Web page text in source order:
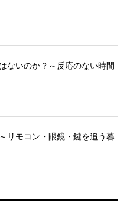
ないのか？～反応のない時間
リモコン・眼鏡・鍵を追う暮